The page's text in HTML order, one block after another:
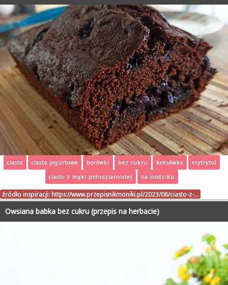
ciasto ciasto jogurtowe borówki bez cukru keksówka
erytrytol
ciasto z mąki pełnoziarnistej
na słodziku
źródło inspiracji: https://www.przepisnikmoniki.pl/2023/06/ciasto-z-…
Owsiana babka bez cukru (przepis na herbacie)